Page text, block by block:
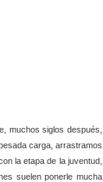
muchos siglos después,
carga, arrastramos
la etapa de la juventud,
suelen ponerle mucha